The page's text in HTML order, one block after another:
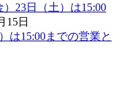
）23日（土）は15:00
15日
は15:00までの営業と